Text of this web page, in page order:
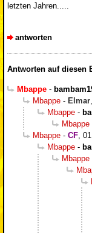
letzten Jahren.....
antworten
Antworten auf diesen
Mbappe -
Mbappe - Elmar
Mbappe -
Mbappe
Mbappe - CF
Mbappe -
Mbappe